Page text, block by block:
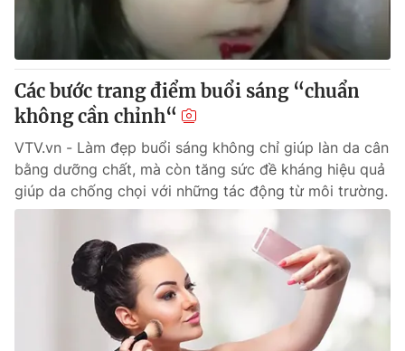
Các bước trang điểm buổi sáng “chuẩn
không cần chỉnh“
VTV.vn - Làm đẹp buổi sáng không chỉ giúp làn da cân
bằng dưỡng chất, mà còn tăng sức đề kháng hiệu quả
giúp da chống chọi với những tác động từ môi trường.